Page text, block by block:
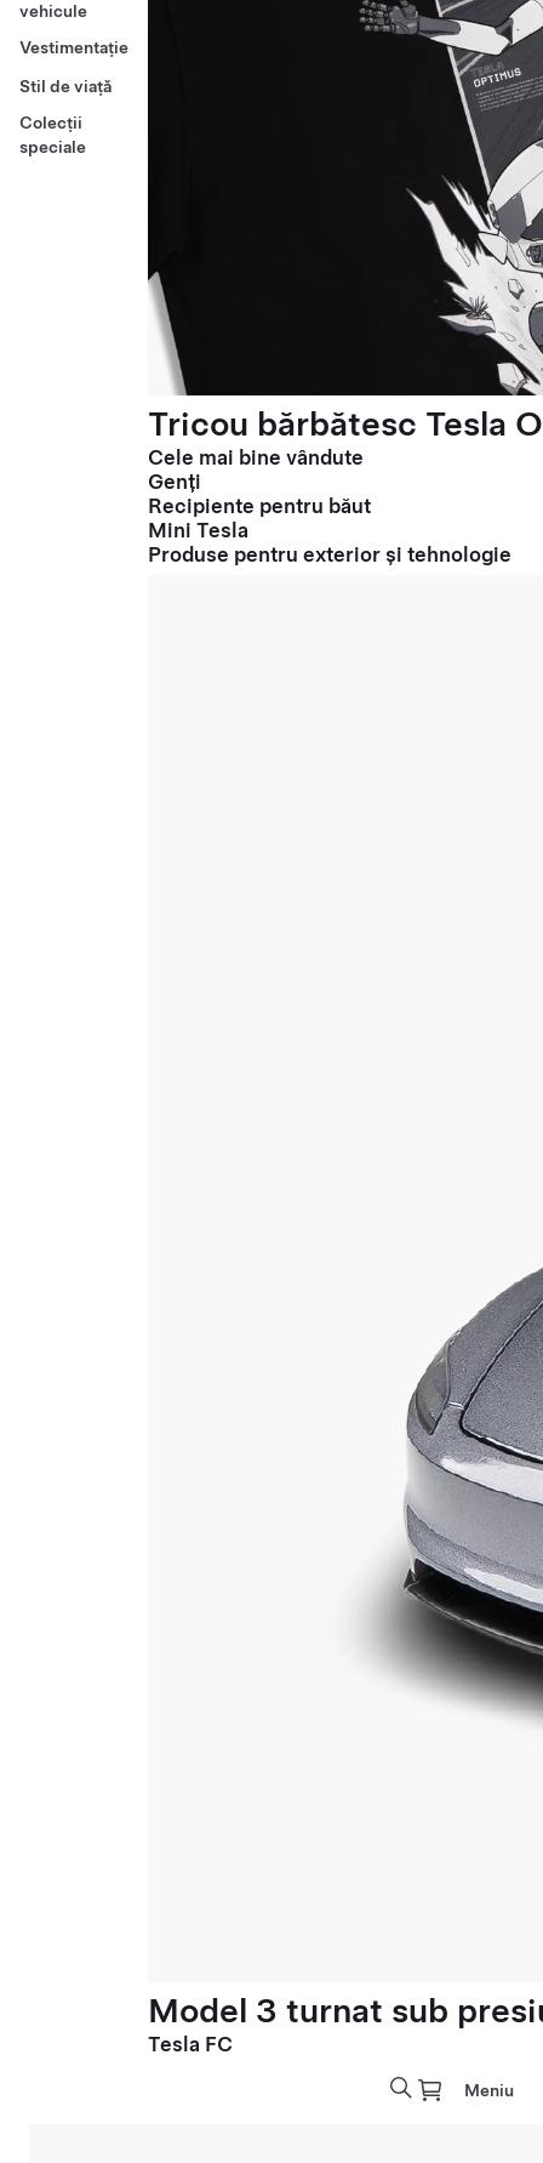
vehicule
Vestimentație
Stil de viață
Colecții
speciale
Tricou bărbătesc Tesla
Cele mai bine vândute
Genți
Recipiente pentru băut
Mini Tesla
Produse pentru exterior și tehnologie
Model 3 turnat sub
Tesla FC
Meniu